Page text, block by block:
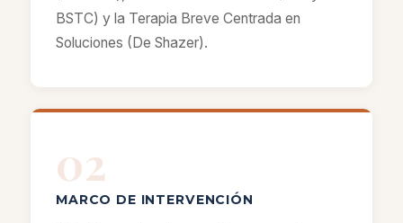
BSTC) y la Terapia Breve Centrada en
Soluciones (De Shazer).
02
MARCO DE INTERVENCIÓN